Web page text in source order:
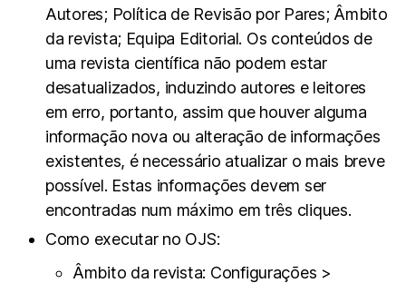
Autores; Política de Revisão por Pares; Âmbito
da revista; Equipa Editorial. Os conteúdos de
uma revista científica não podem estar
desatualizados, induzindo autores e leitores
em erro, portanto, assim que houver alguma
informação nova ou alteração de informações
existentes, é necessário atualizar o mais breve
possível. Estas informações devem ser
encontradas num máximo em três cliques.
Como executar no OJS:
Âmbito da revista: Configurações >